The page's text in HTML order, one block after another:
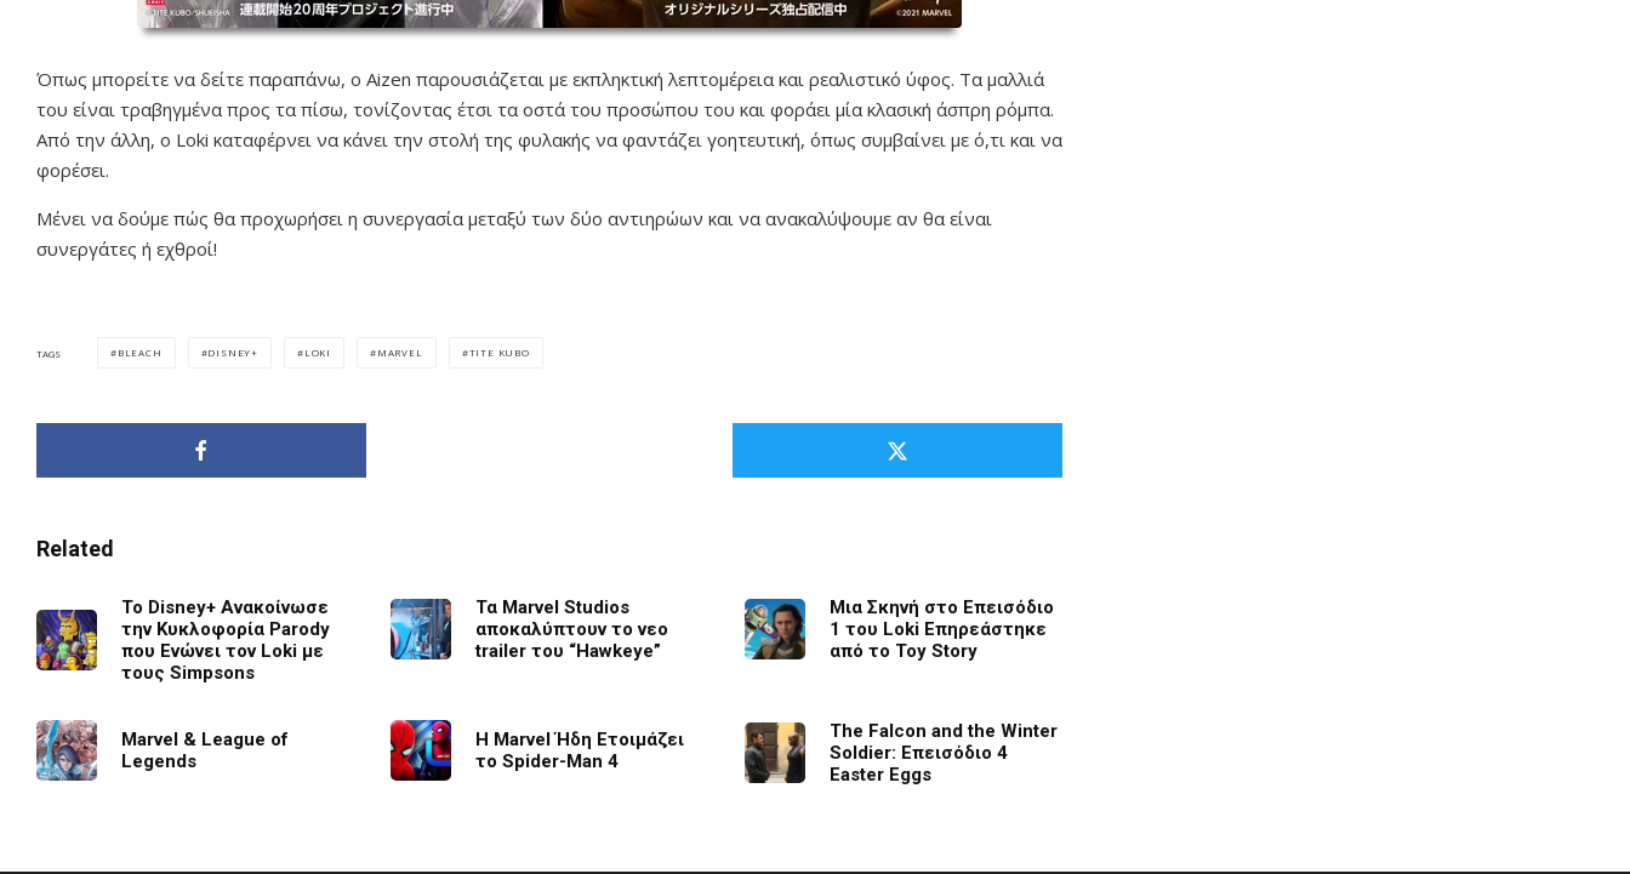
Όπως μπορείτε να δείτε παραπάνω, ο Aizen παρουσιάζεται με εκπληκτική λεπτομέρεια και ρεαλιστικό ύφος. Τα μαλλιά
του είναι τραβηγμένα προς τα πίσω, τονίζοντας έτσι τα οστά του προσώπου του και φοράει μία κλασική άσπρη ρόμπα.
Από την άλλη, ο Loki καταφέρνει να κάνει την στολή της φυλακής να φαντάζει γοητευτική, όπως συμβαίνει με ό,τι και να
φορέσει.
Μένει να δούμε πώς θα προχωρήσει η συνεργασία μεταξύ των δύο αντιηρώων και να ανακαλύψουμε αν θα είναι
συνεργάτες ή εχθροί!
TAGS BLEACH DISNEY+ LOKI MARVEL TITE KUBO
Related
To Disney+ Ανακοίνωσε
την Κυκλοφορία Parody
που Ενώνει τον Loki με
τους Simpsons
Τα Marvel Studios
αποκαλύπτουν το νεο
trailer του “Hawkeye”
Μια Σκηνή στο Επεισόδιο
1 του Loki Επηρεάστηκε
από το Toy Story
Marvel & League of
Legends
Η Marvel Ήδη Ετοιμάζει
το Spider-Man 4
The Falcon and the Winter
Soldier: Επεισόδιο 4
Easter Eggs